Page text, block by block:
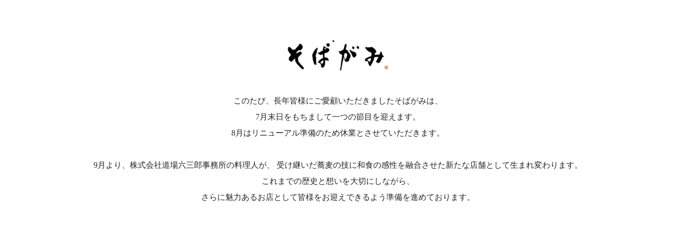
このたび、長年皆様にご愛顧いただきましたそばがみは、
7月末日をもちまして一つの節目を迎えます。
8月はリニューアル準備のため休業とさせていただきます。
9月より、株式会社道場六三郎事務所の料理人が、 受け継いだ蕎麦の技に和食の感性を融合させた新たな店舗として生まれ変わります。
これまでの歴史と想いを大切にしながら、
さらに魅力あるお店として皆様をお迎えできるよう準備を進めております。